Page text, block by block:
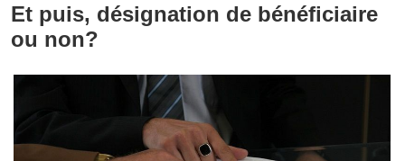
Et puis, désignation de bénéficiaire
ou non?